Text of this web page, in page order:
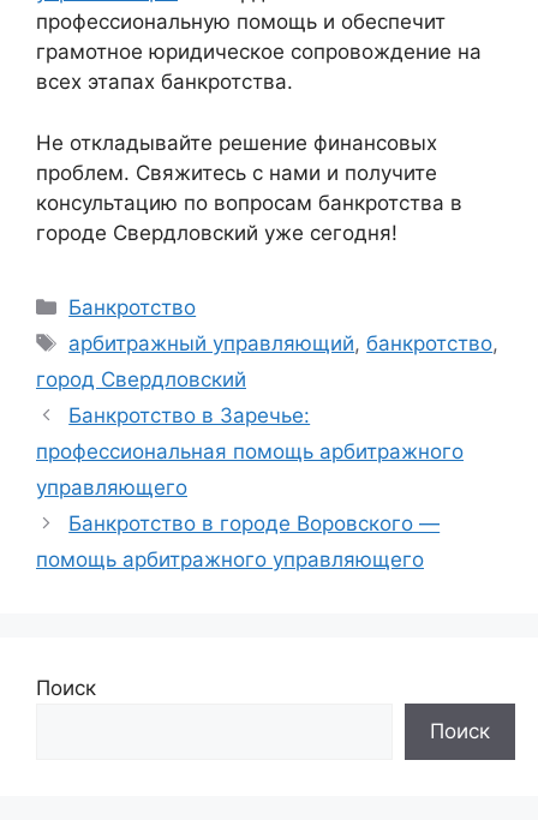
профессиональную помощь и обеспечит
грамотное юридическое сопровождение на
всех этапах банкротства.
Не откладывайте решение финансовых
проблем. Свяжитесь с нами и получите
консультацию по вопросам банкротства в
городе Свердловский уже сегодня!
Рубрики
Банкротство
Метки
арбитражный управляющий,банкротство,
город Свердловский
Банкротство в Заречье:
профессиональная помощь арбитражного
управляющего
Банкротство в городе Воровского —
помощь арбитражного управляющего
Поиск
Поиск